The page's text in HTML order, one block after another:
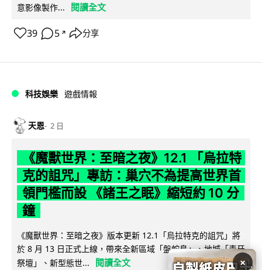
意影像製作...
閱讀全文
39 5 ↗ 分享
科技娛樂 遊戲情報
天恩 2 日
《魔獸世界：至暗之夜》12.1 「烏拉特
克的詛咒」專訪：巢穴不為提高世界首
領門檻而設 《諸王之眠》縮短約 10 分
鐘
《魔獸世界：至暗之夜》版本更新 12.1「烏拉特克的詛咒」將
於 8 月 13 日正式上線，帶來全新區域「盤蛇島」、地城「毒牙
祭壇」、新型態世...
閱讀全文 ×